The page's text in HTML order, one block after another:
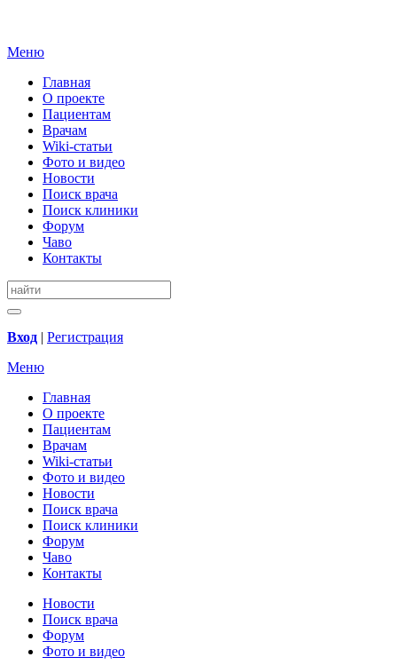
Меню
Главная
О проекте
Пациентам
Врачам
Wiki-статьи
Фото и видео
Новости
Поиск врача
Поиск клиники
Форум
Чаво
Контакты
Вход | Регистрация
Меню
Главная
О проекте
Пациентам
Врачам
Wiki-статьи
Фото и видео
Новости
Поиск врача
Поиск клиники
Форум
Чаво
Контакты
Новости
Поиск врача
Форум
Фото и видео